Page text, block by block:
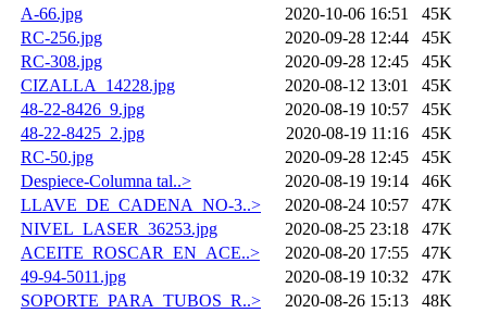
A-66.jpg
2020-10-06 16:51
45K
RC-256.jpg
2020-09-28 12:44
45K
RC-308.jpg
2020-09-28 12:45
45K
CIZALLA_14228.jpg
2020-08-12 13:01
45K
48-22-8426_9.jpg
2020-08-19 10:57
45K
48-22-8425_2.jpg
2020-08-19 11:16
45K
RC-50.jpg
2020-09-28 12:45
45K
Despiece-Columna tal..>
2020-08-19 19:14
46K
LLAVE_DE_CADENA_NO-3..>
2020-08-24 10:57
47K
NIVEL_LASER_36253.jpg
2020-08-25 23:18
47K
ACEITE_ROSCAR_EN_ACE..>
2020-08-20 17:55
47K
49-94-5011.jpg
2020-08-19 10:32
47K
SOPORTE_PARA_TUBOS_R..>
2020-08-26 15:13
48K